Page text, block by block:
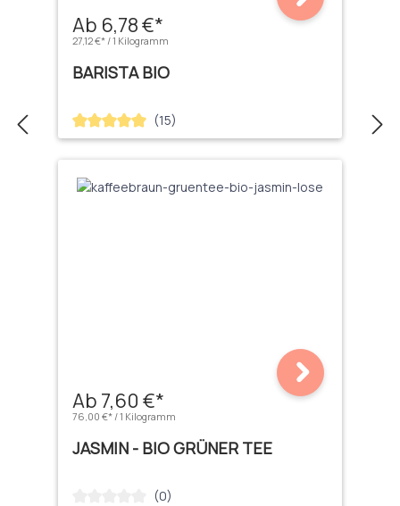
Ab 6,78 €*
27,12 €* / 1 Kilogramm
BARISTA BIO
Durchschnittliche Bewertung von 5 von 5 Sternen
(15)
Ab 7,60 €*
76,00 €* / 1 Kilogramm
JASMIN - BIO GRÜNER TEE
Durchschnittliche Bewertung von 0 von 5 Sternen
(0)